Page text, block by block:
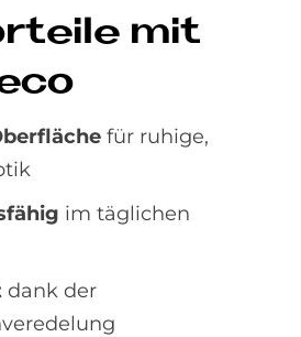
mit
für ruhige,
im täglichen
dank der